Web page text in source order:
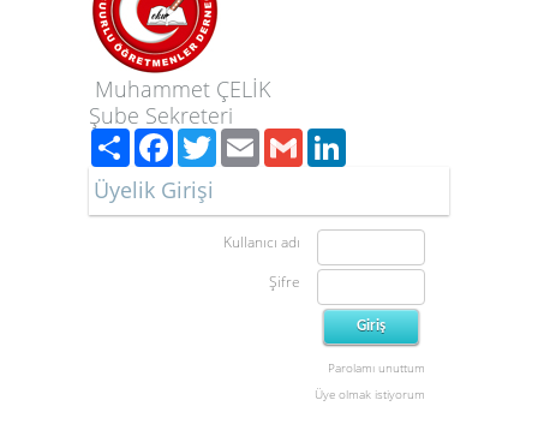
Muhammet ÇELİK
Şube Sekreteri
PaylaşFacebook
TwitterEmailGmail
Üyelik Girişi
Kullanıcı adı
Şifre
Parolamı unuttum
Üye olmak istiyorum